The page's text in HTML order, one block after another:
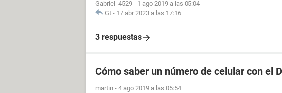
Gabriel_4529 - 1 ago 2019 a las 05:04
Gt - 17 abr 2023 a las 17:16
3 respuestas
Cómo saber un número de celular con el
martin - 4 ago 2019 a las 05:54